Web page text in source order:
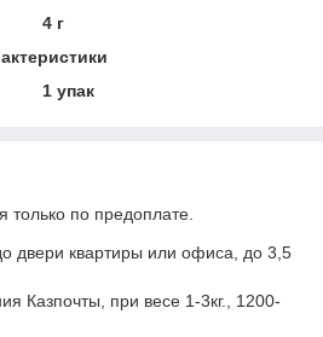
4 г
1 упак
только по предоплате.
двери квартиры или офиса, до 3,5
Казпочты, при весе 1-3кг., 1200-